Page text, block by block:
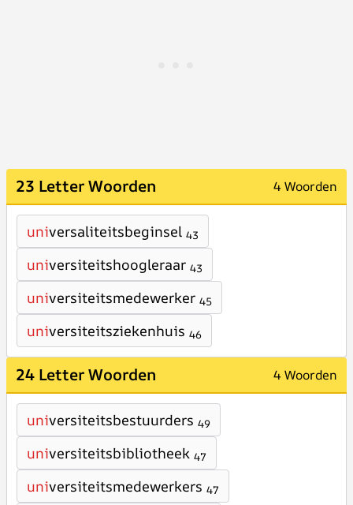
23 Letter Woorden 4 Woorden
universaliteitsbeginsel 43
universiteitshoogleraar 43
universiteitsmedewerker 45
universiteitsziekenhuis 46
24 Letter Woorden 4 Woorden
universiteitsbestuurders 49
universiteitsbibliotheek 47
universiteitsmedewerkers 47